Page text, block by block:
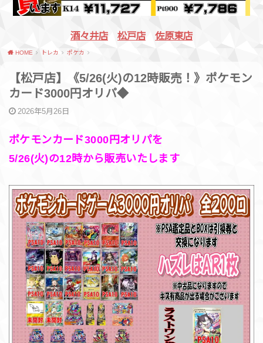
酒々井店 松戸店 佐原東店
HOME トレカ ポケカ
【松戸店】《5/26(火)の12時販売！》ポケモン
カード3000円オリパ◆
2026年5月26日
ポケモンカード3000円オリパを
5/26(火)の12時から販売いたします